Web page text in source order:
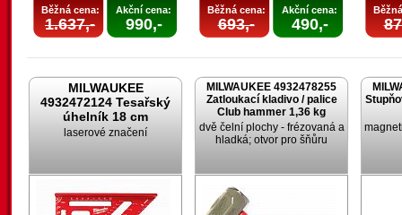
Běžná cena:
1.637,-
Akční cena:
990,-
Běžná cena:
693,-
Akční cena:
490,-
MILWAUKEE
4932472124 Tesařský
úhelník 18 cm
laserové značení
MILWAUKEE 4932478255
Zatloukací kladivo / palice
Club hammer 1,36 kg
dvě čelní plochy - frézovaná a
hladká; otvor pro šňůru